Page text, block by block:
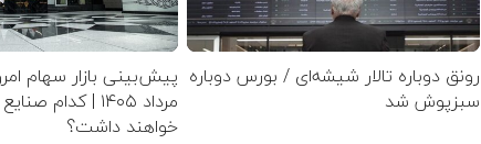
رونق دوباره تالار شیشه‌ای / بورس دوباره
سبزپوش شد
مرداد ۱۴۰۵ |
خواهند داشت؟